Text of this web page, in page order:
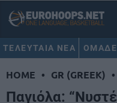
ΤΕΛΕΥΤΑΙΑ ΝΕΑ
HOME • GR (GREEK) •
Παγιόλα: